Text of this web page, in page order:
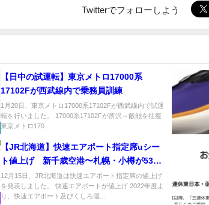
Twitterでフォローしよう
【日中の試運転】東京メトロ17000系
17102Fが西武線内で乗務員訓練
1月20日、東京メトロ17000系17102Fが西武線内で試運
転を行いました。 17000系17102Fが所沢～飯能を往復
東京メトロ170...
【JR北海道】快速エアポート指定席uシー
ト値上げ 新千歳空港〜札幌・小樽が530
円→840円
12月15日、JR北海道は快速エアポート指定席の値上げ
を発表しました。 快速エアポートが値上げ 2022年度よ
り、快速エアポート及びくしろ湿...